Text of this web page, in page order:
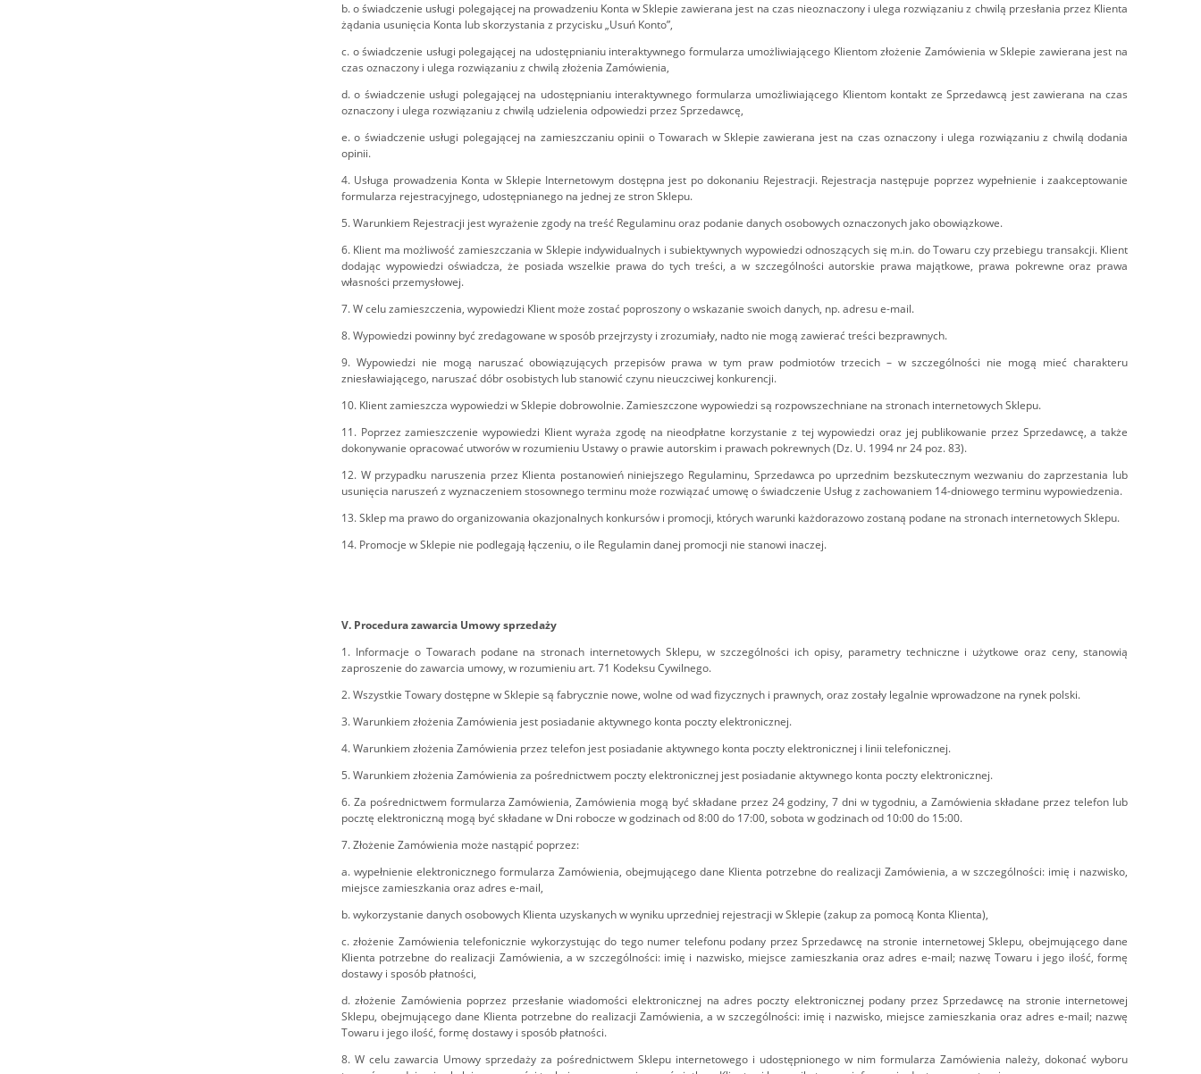
b. o świadczenie usługi polegającej na prowadzeniu Konta w Sklepie zawierana jest na czas nieoznaczony i ulega rozwiązaniu z chwilą przesłania przez Klienta
żądania usunięcia Konta lub skorzystania z przycisku „Usuń Konto”,
c. o świadczenie usługi polegającej na udostępnianiu interaktywnego formularza umożliwiającego Klientom złożenie Zamówienia w Sklepie zawierana jest na
czas oznaczony i ulega rozwiązaniu z chwilą złożenia Zamówienia,
d. o świadczenie usługi polegającej na udostępnianiu interaktywnego formularza umożliwiającego Klientom kontakt ze Sprzedawcą jest zawierana na czas
oznaczony i ulega rozwiązaniu z chwilą udzielenia odpowiedzi przez Sprzedawcę,
e. o świadczenie usługi polegającej na zamieszczaniu opinii o Towarach w Sklepie zawierana jest na czas oznaczony i ulega rozwiązaniu z chwilą dodania
opinii.
4. Usługa prowadzenia Konta w Sklepie Internetowym dostępna jest po dokonaniu Rejestracji. Rejestracja następuje poprzez wypełnienie i zaakceptowanie
formularza rejestracyjnego, udostępnianego na jednej ze stron Sklepu.
5. Warunkiem Rejestracji jest wyrażenie zgody na treść Regulaminu oraz podanie danych osobowych oznaczonych jako obowiązkowe.
6. Klient ma możliwość zamieszczania w Sklepie indywidualnych i subiektywnych wypowiedzi odnoszących się m.in. do Towaru czy przebiegu transakcji. Klient
dodając wypowiedzi oświadcza, że posiada wszelkie prawa do tych treści, a w szczególności autorskie prawa majątkowe, prawa pokrewne oraz prawa
własności przemysłowej.
7. W celu zamieszczenia, wypowiedzi Klient może zostać poproszony o wskazanie swoich danych, np. adresu e-mail.
8. Wypowiedzi powinny być zredagowane w sposób przejrzysty i zrozumiały, nadto nie mogą zawierać treści bezprawnych.
9. Wypowiedzi nie mogą naruszać obowiązujących przepisów prawa w tym praw podmiotów trzecich – w szczególności nie mogą mieć charakteru
zniesławiającego, naruszać dóbr osobistych lub stanowić czynu nieuczciwej konkurencji.
10. Klient zamieszcza wypowiedzi w Sklepie dobrowolnie. Zamieszczone wypowiedzi są rozpowszechniane na stronach internetowych Sklepu.
11. Poprzez zamieszczenie wypowiedzi Klient wyraża zgodę na nieodpłatne korzystanie z tej wypowiedzi oraz jej publikowanie przez Sprzedawcę, a także
dokonywanie opracować utworów w rozumieniu Ustawy o prawie autorskim i prawach pokrewnych (Dz. U. 1994 nr 24 poz. 83).
12. W przypadku naruszenia przez Klienta postanowień niniejszego Regulaminu, Sprzedawca po uprzednim bezskutecznym wezwaniu do zaprzestania lub
usunięcia naruszeń z wyznaczeniem stosownego terminu może rozwiązać umowę o świadczenie Usług z zachowaniem 14-dniowego terminu wypowiedzenia.
13. Sklep ma prawo do organizowania okazjonalnych konkursów i promocji, których warunki każdorazowo zostaną podane na stronach internetowych Sklepu.
14. Promocje w Sklepie nie podlegają łączeniu, o ile Regulamin danej promocji nie stanowi inaczej.
V. Procedura zawarcia Umowy sprzedaży
1. Informacje o Towarach podane na stronach internetowych Sklepu, w szczególności ich opisy, parametry techniczne i użytkowe oraz ceny, stanowią
zaproszenie do zawarcia umowy, w rozumieniu art. 71 Kodeksu Cywilnego.
2. Wszystkie Towary dostępne w Sklepie są fabrycznie nowe, wolne od wad fizycznych i prawnych, oraz zostały legalnie wprowadzone na rynek polski.
3. Warunkiem złożenia Zamówienia jest posiadanie aktywnego konta poczty elektronicznej.
4. Warunkiem złożenia Zamówienia przez telefon jest posiadanie aktywnego konta poczty elektronicznej i linii telefonicznej.
5. Warunkiem złożenia Zamówienia za pośrednictwem poczty elektronicznej jest posiadanie aktywnego konta poczty elektronicznej.
6. Za pośrednictwem formularza Zamówienia, Zamówienia mogą być składane przez 24 godziny, 7 dni w tygodniu, a Zamówienia składane przez telefon lub
pocztę elektroniczną mogą być składane w Dni robocze w godzinach od 8:00 do 17:00, sobota w godzinach od 10:00 do 15:00.
7. Złożenie Zamówienia może nastąpić poprzez:
a. wypełnienie elektronicznego formularza Zamówienia, obejmującego dane Klienta potrzebne do realizacji Zamówienia, a w szczególności: imię i nazwisko,
miejsce zamieszkania oraz adres e-mail,
b. wykorzystanie danych osobowych Klienta uzyskanych w wyniku uprzedniej rejestracji w Sklepie (zakup za pomocą Konta Klienta),
c. złożenie Zamówienia telefonicznie wykorzystując do tego numer telefonu podany przez Sprzedawcę na stronie internetowej Sklepu, obejmującego dane
Klienta potrzebne do realizacji Zamówienia, a w szczególności: imię i nazwisko, miejsce zamieszkania oraz adres e-mail; nazwę Towaru i jego ilość, formę
dostawy i sposób płatności,
d. złożenie Zamówienia poprzez przesłanie wiadomości elektronicznej na adres poczty elektronicznej podany przez Sprzedawcę na stronie internetowej
Sklepu, obejmującego dane Klienta potrzebne do realizacji Zamówienia, a w szczególności: imię i nazwisko, miejsce zamieszkania oraz adres e-mail; nazwę
Towaru i jego ilość, formę dostawy i sposób płatności.
8. W celu zawarcia Umowy sprzedaży za pośrednictwem Sklepu internetowego i udostępnionego w nim formularza Zamówienia należy, dokonać wyboru